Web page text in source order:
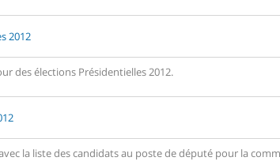
2012
des élections Présidentielles 2012.
la liste des candidats au poste de député pour la